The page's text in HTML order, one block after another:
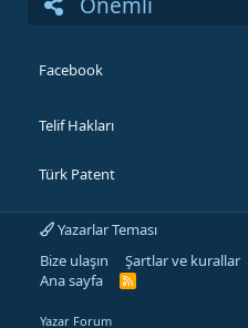
Facebook
Telif Hakları
Türk Patent
Yazarlar Teması
Bize ulaşın
Şartlar ve kurallar
Ana sayfa
R
Yazar Forum